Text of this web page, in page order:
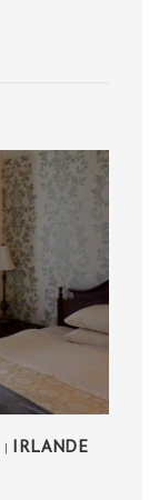
| IRLANDE